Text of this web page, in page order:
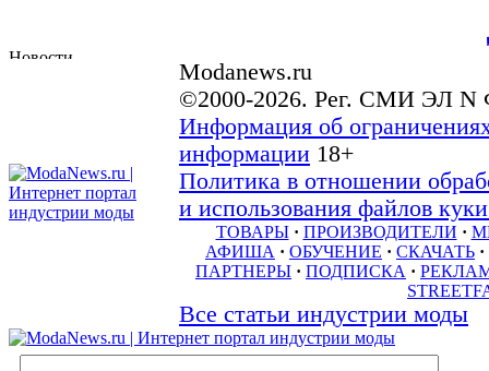
Modanews.ru
©2000-2026. Рег. СМИ ЭЛ N
Информация об
информации 18+
Политика в отношении
и использования файлов
ТОВАРЫ · ПРОИЗВОДИТЕЛИ ·
АФИША · ОБУЧЕНИЕ · СКАЧАТЬ ·
ПАРТНЕРЫ · ПОДПИСКА ·
Все статьи индустрии моды